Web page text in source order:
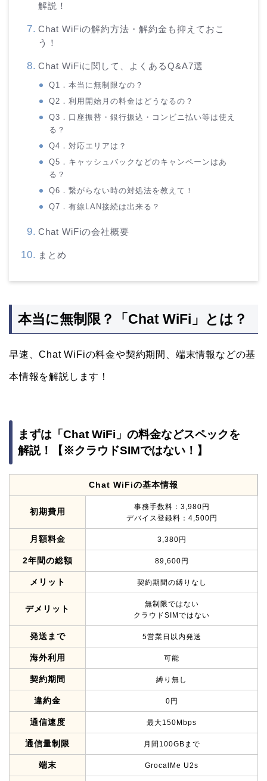
解説！
Chat WiFiの解約方法・解約金も抑えておこ
う！
Chat WiFiに関して、よくあるQ&A7選
Q1．本当に無制限なの？
Q2．利用開始月の料金はどうなるの？
Q3．口座振替・銀行振込・コンビニ払い等は使え
る？
Q4．対応エリアは？
Q5．キャッシュバックなどのキャンペーンはあ
る？
Q6．繋がらない時の対処法を教えて！
Q7．有線LAN接続は出来る？
Chat WiFiの会社概要
まとめ
本当に無制限？「Chat WiFi」とは？
早速、Chat WiFiの料金や契約期間、端末情報などの基
本情報を解説します！
まずは「Chat WiFi」の料金などスペックを
解説！【※クラウドSIMではない！】
Chat WiFiの基本情報
初期費用
事務手数料：3,980円
デバイス登録料：4,500円
月額料金 3,380円
2年間の総額 89,600円
メリット 契約期間の縛りなし
デメリット
無制限ではない
クラウドSIMではない
発送まで 5営業日以内発送
海外利用 可能
契約期間 縛り無し
違約金 0円
通信速度 最大150Mbps
通信量制限 月間100GBまで
端末 GrocalMe U2s